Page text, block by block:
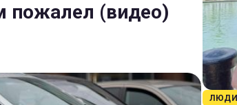
пожалел (видео)
ЛЮДИ